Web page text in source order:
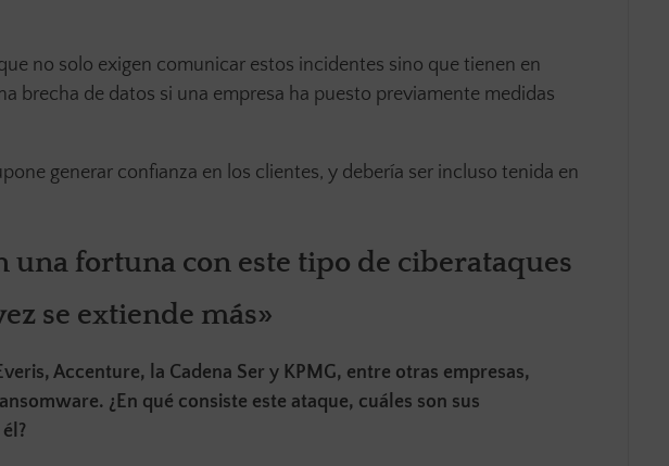
no solo exigen comunicar estos incidentes sino que tienen en
brecha de datos si una empresa ha puesto previamente medidas
generar confianza en los clientes, y debería ser incluso tenida en
una fortuna con este tipo de ciberataques
se extiende más»
Accenture, la Cadena Ser y KPMG, entre otras empresas,
¿En qué consiste este ataque, cuáles son sus